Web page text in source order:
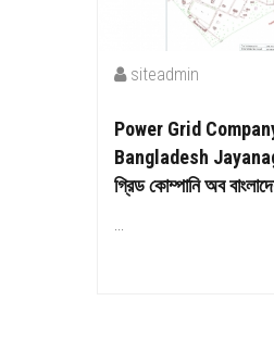
siteadmin
Power Grid
Bangladesh
গ্রিড কোম্পানি অব